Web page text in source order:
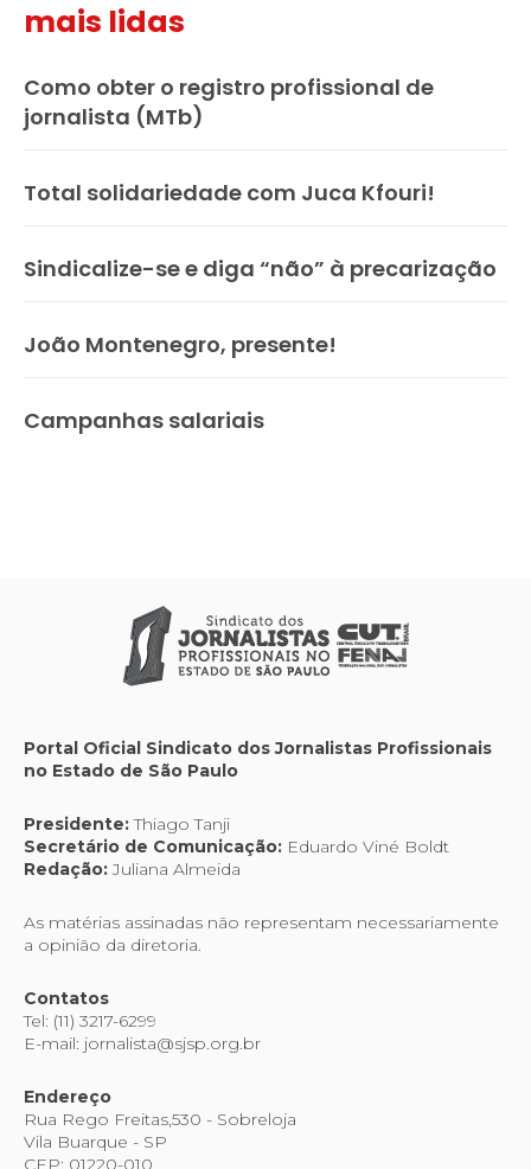
mais lidas
Como obter o registro profissional de
jornalista (MTb)
Total solidariedade com Juca Kfouri!
Sindicalize-se e diga “não” à precarização
João Montenegro, presente!
Campanhas salariais
Portal Oficial Sindicato dos Jornalistas Profissionais
no Estado de São Paulo
Presidente:Thiago Tanji
Secretário de Comunicação: Eduardo Viné Boldt
Redação:Juliana Almeida
As matérias assinadas não representam necessariamente
a opinião da diretoria.
Contatos
Tel: (11) 3217-6299
E-mail: jornalista@sjsp.org.br
Endereço
Rua Rego Freitas,530 - Sobreloja
Vila Buarque - SP
CEP: 01220-010